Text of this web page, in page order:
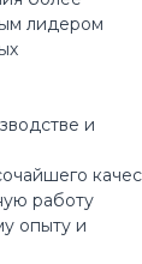
лидером
и
работу
опыту и